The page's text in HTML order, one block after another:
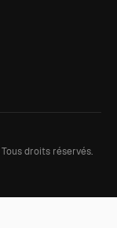
Tous droits réservés.